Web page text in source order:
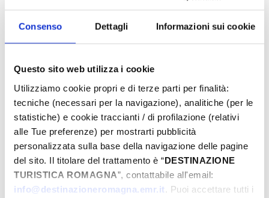
Consenso Dettagli Informazioni sui cookie
Questo sito web utilizza i cookie
Utilizziamo cookie propri e di terze parti per finalità:
tecniche (necessari per la navigazione), analitiche (per le
statistiche) e cookie traccianti / di profilazione (relativi
alle Tue preferenze) per mostrarti pubblicità
personalizzata sulla base della navigazione delle pagine
del sito. Il titolare del trattamento è “DESTINAZIONE
TURISTICA ROMAGNA”, contattabile all'email:
info@destinazioneromagna.emr.it. Puoi accettare tutti i
LINK TO EVENT
BOOK NOW
­WHERE